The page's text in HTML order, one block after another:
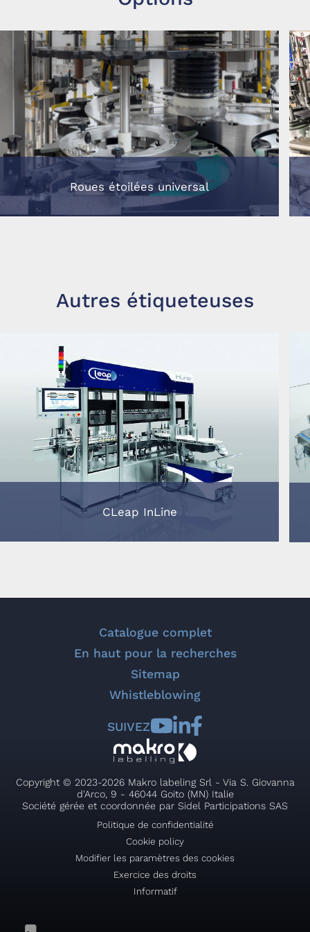
Roues étoilées universal
Autres étiqueteuses
CLeap InLine
Catalogue complet
En haut pour la recherches
Sitemap
Whistleblowing
SUIVEZ
Copyright © 2023-2026 Makro labeling Srl - Via S. Giovanna
d'Arco, 9 - 46044 Goito (MN) Italie
Société gérée et coordonnée par Sidel Participations SAS
Politique de confidentialité
Cookie policy
Modifier les paramètres des cookies
Exercice des droits
Informatif